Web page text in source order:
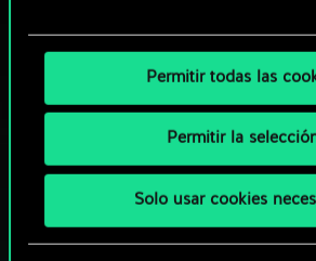
Permitir todas las
Permitir la
Solo usar cookies
¿QUÉ TAL UNA PARTIDA